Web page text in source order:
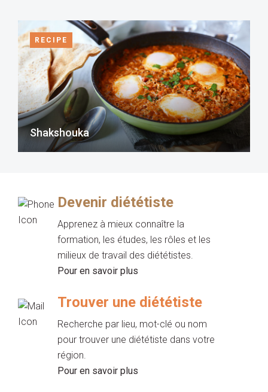
RECIPE
Shakshouka
Devenir diététiste
Apprenez à mieux connaître la
formation, les études, les rôles et les
milieux de travail des diététistes.
Pour en savoir plus
Trouver une diététiste
Recherche par lieu, mot-clé ou nom
pour trouver une diététiste dans votre
région.
Pour en savoir plus